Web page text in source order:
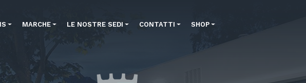
MARCHE LE NOSTRE SEDI CONTATTI SHOP